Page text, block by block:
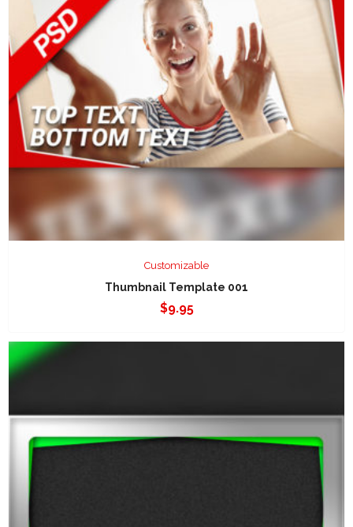
Customizable
Thumbnail Template 001
$9.95